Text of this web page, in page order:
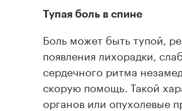
Тупая боль в спине
Боль может быть тупой,
появления лихорадки,
сердечного ритма
скорую помощь. Такой
органов или опухолевые